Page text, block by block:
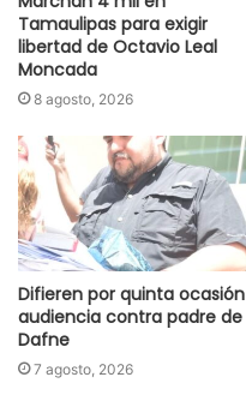
Tamaulipas para exigir
libertad de Octavio Leal
Moncada
8 agosto, 2026
Difieren por quinta ocasión
audiencia contra padre de
Dafne
7 agosto, 2026